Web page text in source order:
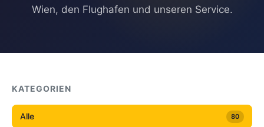
Wien, den Flughafen und unseren Service.
KATEGORIEN
Alle 80